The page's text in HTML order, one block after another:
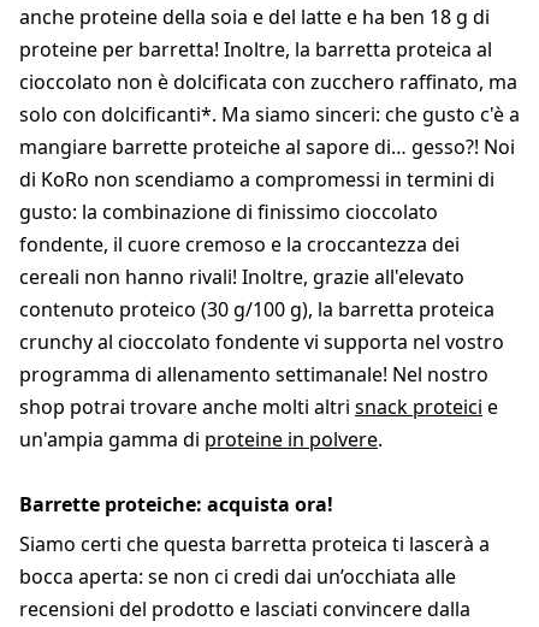
anche proteine della soia e del latte e ha ben 18 g di
proteine per barretta! Inoltre, la barretta proteica al
cioccolato non è dolcificata con zucchero raffinato, ma
solo con dolcificanti*. Ma siamo sinceri: che gusto c'è a
mangiare barrette proteiche al sapore di… gesso?! Noi
di KoRo non scendiamo a compromessi in termini di
gusto: la combinazione di finissimo cioccolato
fondente, il cuore cremoso e la croccantezza dei
cereali non hanno rivali! Inoltre, grazie all'elevato
contenuto proteico (30 g/100 g), la barretta proteica
crunchy al cioccolato fondente vi supporta nel vostro
programma di allenamento settimanale! Nel nostro
shop potrai trovare anche molti altri snack proteici e
un'ampia gamma di proteine in polvere.
Barrette proteiche: acquista ora!
Siamo certi che questa barretta proteica ti lascerà a
bocca aperta: se non ci credi dai un’occhiata alle
recensioni del prodotto e lasciati convincere dalla